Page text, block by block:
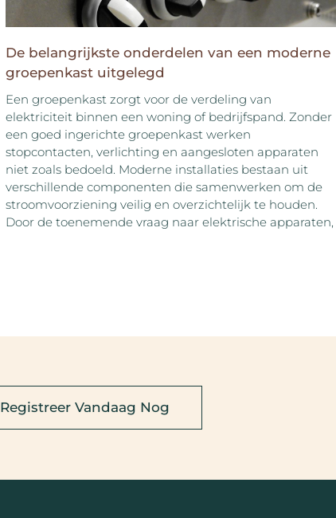
De belangrijkste onderdelen van een moderne
groepenkast uitgelegd
Een groepenkast zorgt voor de verdeling van
elektriciteit binnen een woning of bedrijfspand. Zonder
een goed ingerichte groepenkast werken
stopcontacten, verlichting en aangesloten apparaten
niet zoals bedoeld. Moderne installaties bestaan uit
verschillende componenten die samenwerken om de
stroomvoorziening veilig en overzichtelijk te houden.
Door de toenemende vraag naar elektrische apparaten,
Registreer Vandaag Nog